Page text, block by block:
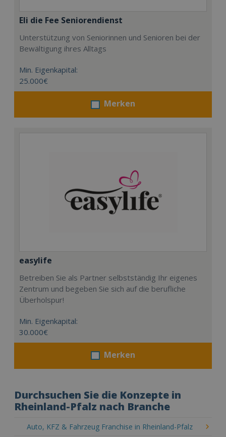
Eli die Fee Seniorendienst
Unterstützung von Seniorinnen und Senioren bei der
Bewältigung ihres Alltags
Min. Eigenkapital:
25.000€
Merken
easylife
Betreiben Sie als Partner selbstständig Ihr eigenes
Zentrum und begeben Sie sich auf die berufliche
Überholspur!
Min. Eigenkapital:
30.000€
Merken
Durchsuchen Sie die Konzepte in
Rheinland-Pfalz nach Branche
Auto, KFZ & Fahrzeug Franchise in Rheinland-Pfalz